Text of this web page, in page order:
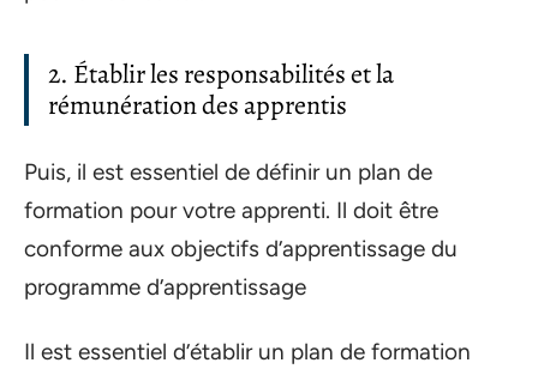
2. Établir les responsabilités et la
rémunération des apprentis
Puis, il est essentiel de définir un plan de
formation pour votre apprenti. Il doit être
conforme aux objectifs d’apprentissage du
programme d’apprentissage
Il est essentiel d’établir un plan de formation